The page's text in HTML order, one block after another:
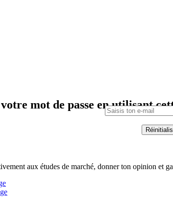
mot de passe en utilisant
aux études de marché, donner ton opinion et